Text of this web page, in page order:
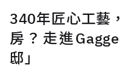
340年匠心工藝
房？走進
邸」